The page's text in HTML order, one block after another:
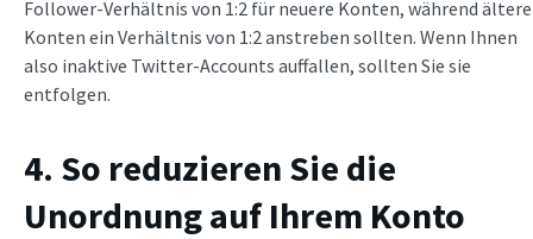
Follower-Verhältnis von 1:2 für neuere Konten, während ältere
Konten ein Verhältnis von 1:2 anstreben sollten. Wenn Ihnen
also inaktive Twitter-Accounts auffallen, sollten Sie sie
entfolgen.
4. So reduzieren Sie die
Unordnung auf Ihrem Konto